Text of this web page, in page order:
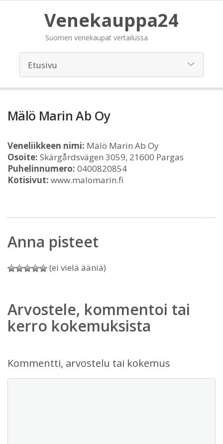
Venekauppa24
Suomen venekaupat vertailussa
Mälö Marin Ab Oy
Veneliikkeen nimi: Mälö Marin Ab Oy
Osoite: Skärgårdsvägen 3059, 21600 Pargas
Puhelinnumero: 0400820854
Kotisivut: www.malomarin.fi
Anna pisteet
(ei vielä ääniä)
Arvostele, kommentoi tai
kerro kokemuksista
Kommentti, arvostelu tai kokemus